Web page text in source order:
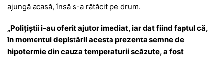
ajungă acasă, însă s-a rătăcit pe drum.
„Polițiștii i-au oferit ajutor imediat, iar dat fiind faptul că,
în momentul depistării acesta prezenta semne de
hipotermie din cauza temperaturii scăzute, a fost